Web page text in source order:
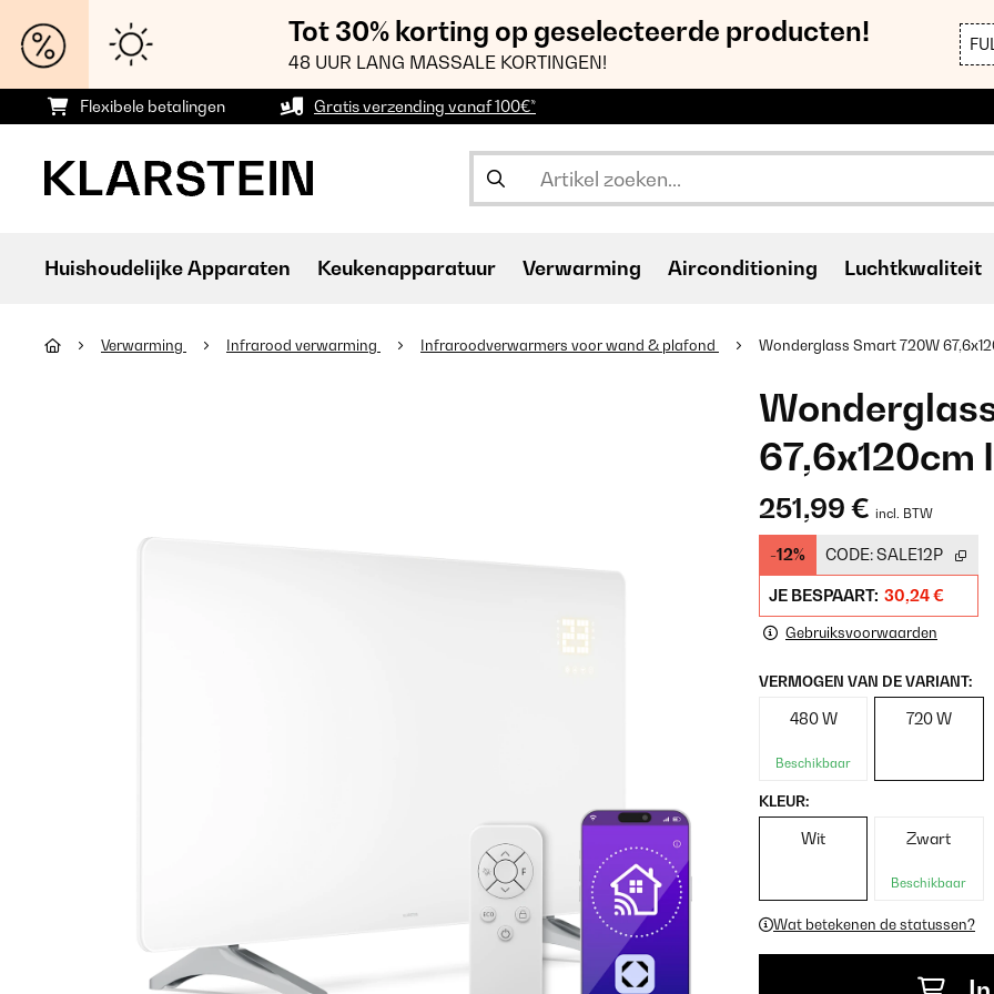
Tot 30% korting op geselecteerde producten!
48 UUR LANG MASSALE KORTINGEN!
Flexibele betalingen Gratis verzending vanaf 100€*
Huishoudelijke Apparaten Keukenapparatuur Verwarming Airconditioning Luchtkwaliteit
Verwarming Infrarood verwarming Infraroodverwarmers voor wand & plafond Wonderglass Smart 720W
67,6x120cm
251,99 € incl. BTW
-12% CODE:SALE12P
JE BESPAART: 30,24 €
Gebruiksvoorwaarden
VERMOGEN VAN DE VARIANT:
480 W
Beschikbaar
720 W
KLEUR:
Wit Zwart
Beschikbaar
Wat betekenen de statussen?